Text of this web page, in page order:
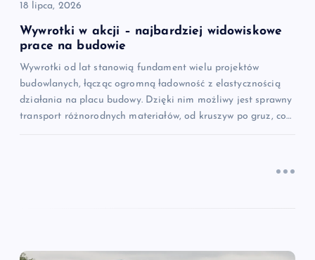
s
u
18 lipca, 2026
Wywrotki w akcji – najbardziej widowiskowe
prace na budowie
Wywrotki od lat stanowią fundament wielu projektów
budowlanych, łącząc ogromną ładowność z elastycznością
działania na placu budowy. Dzięki nim możliwy jest sprawny
transport różnorodnych materiałów, od kruszyw po gruz, co…